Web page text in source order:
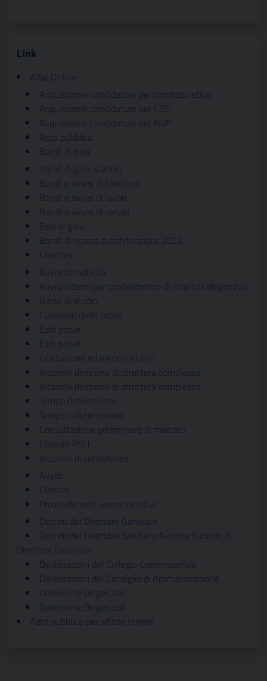
Link
Albo Online
Acquisizione candidature per comitato etico
Acquisizione candidature per CTS
Acquisizione candidature per NVP
Asta pubblica
Bandi di gara
Bandi di gara scaduti
Bandi e avvisi di forniture
Bandi e avvisi di lavori
Bandi e avvisi di servizi
Esiti di gara
Bandi di ricerca autofinanziata 2022
Concorsi
Avvisi di mobilità
Avvisi interni per conferimento di incarichi dirigenziali
Borse di studio
Calendari delle prove
Esiti prove
Esiti prove
Graduatorie ed elenchi idonei
Incarichi direzione di struttura complessa
Incarichi direzione di struttura complessa
Tempo determinato
Tempo indeterminato
Consultazione preliminare di mercato
Elezioni RSU
Incarichi di consulenza
Avvisi
Elenchi
Provvedimenti amministrativi
Decreti del Direttore Generale
Decreti del Direttore Sanitario facente funzioni di
Direttore Generale
Deliberazioni del Collegio Commissariale
Deliberazioni del Consiglio di Amministrazione
Determine Dirigenziali
Determine Dirigenziali
Asta pubblica per affitto terreni